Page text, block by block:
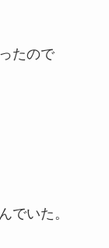
たので
でいた。